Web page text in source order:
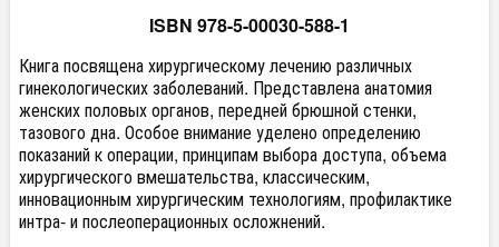
ISBN 978-5-00030-588-1
Книга посвящена хирургическому лечению различных
гинекологических заболеваний. Представлена анатомия
женских половых органов, передней брюшной стенки,
тазового дна. Особое внимание уделено определению
показаний к операции, принципам выбора доступа, объема
хирургического вмешательства, классическим,
инновационным хирургическим технологиям, профилактике
интра- и послеоперационных осложнений.